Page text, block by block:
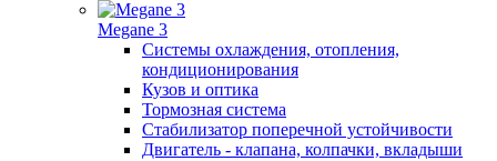
Megane 3
Системы охлаждения, отопления,
кондиционирования
Кузов и оптика
Тормозная система
Стабилизатор поперечной устойчивости
Двигатель - клапана, колпачки, вкладыши